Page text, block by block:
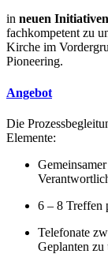
in neuen Initiativen
fachkompetent zu
Kirche im
Pioneering.
Angebot
Die
Elemente:
6 – 8 Treffen
Telefonate
Geplanten zu